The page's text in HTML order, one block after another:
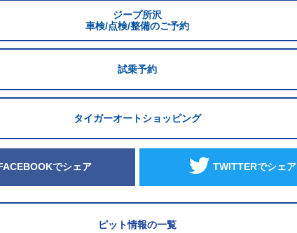
ジープ所沢
車検/点検/整備のご予約
試乗予約
タイガーオートショッピング
でシェア TWITTERでシェア
ピット情報の一覧